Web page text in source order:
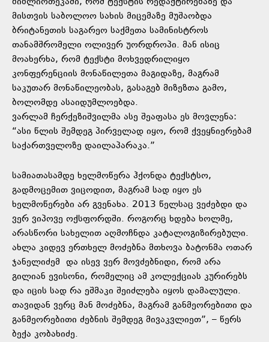
მისთვის საბოლოო სახის მიცემაზე მუშაობდა
ბრიტანეთის საგარეო საქმეთა სამინისტროს
თანამშრომელი ოლივერ უორდროპი. მან ისიც
მოახერხა, რომ ტექსტი მოხვედრილიყო
კონფერენციის მონაწილეთა მაგიდაზე, მაგრამ
საკუთარ მონაწილეობას, გასაგებ მიზეზთა გამო,
ბოლომდე ასაიდუმლოებდა.
ვარლამ ჩერქეზიშვილმა ასე შეაფასა ეს მოვლენა:
“ასი წლის შემდეგ პირველად იყო, რომ ქვეყნიერებამ
საქართველოზე დაილაპარაკა.”
სამიათასამდე ხელმოწერა ჰქონდა ტექსტსო,
გადმოცემით ვიცოდით, მაგრამ სად იყო ეს
ხელმოწერები არ გვენახა. 2013 წელსაც ვეძებდი და
ვერ ვიპოვე ოქსფორდში. როგორც ხდება ხოლმე,
არასწორი სახელით აღმოჩნდა კატალოგიზირებული.
ახლა კიდევ ერთხელ მოძებნა მთხოვა ბატონმა ოთარ
ჯანელიძემ და ისევ ვერ მოვძებნიდი, რომ არა
გილიან ევისონი, რომელიც ამ კოლექციას კურირებს
და იცის სად რა ეშმაკი შეიძლება იყოს დამალული.
თავიდან ვერც მან მოძებნა, მაგრამ განმეორებითი და
განმეორებითი ძებნის შემდეგ მივაკვლიეთ”, – წერს
ბექა კობახიძე.